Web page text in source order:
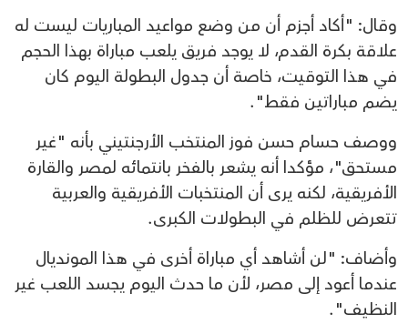
وقال: "أكاد أجزم أن من وضع مواعيد المباريات ليست له
علاقة بكرة القدم، لا يوجد فريق يلعب مباراة بهذا الحجم
في هذا التوقيت، خاصة أن جدول البطولة اليوم كان
يضم مباراتين فقط".
ووصف حسام حسن فوز المنتخب الأرجنتيني بأنه "غير
مستحق"، مؤكدا أنه يشعر بالفخر بانتمائه لمصر والقارة
الأفريقية، لكنه يرى أن المنتخبات الأفريقية والعربية
تتعرض للظلم في البطولات الكبرى.
وأضاف: "لن أشاهد أي مباراة أخرى في هذا المونديال
عندما أعود إلى مصر، لأن ما حدث اليوم يجسد اللعب غير
النظيف".